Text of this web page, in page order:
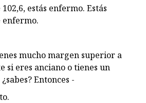
estás enfermo. Estás
enfermo.
mucho margen superior a
si eres anciano o tienes un
Entonces -